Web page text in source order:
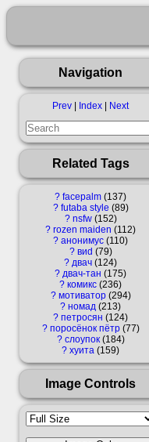
Navigation
Prev Index Next
Related Tags
? facepalm 137
? futaba style 89
? nsfw 152
? rozen maiden
112
? анонимус 110
? виd 79
? двач 124
? двач-тан
175
? комикс 236
? мотиватор 294
? номад 213
? петросян
124
? поросёнок пётр 77
? слоупок 184
? хуита 159
Image Controls